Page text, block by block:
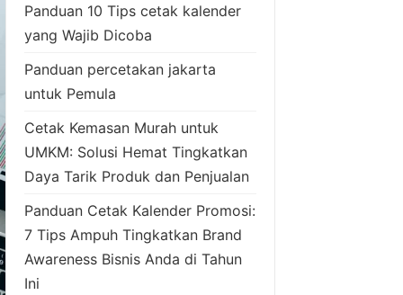
Panduan 10 Tips cetak kalender
yang Wajib Dicoba
Panduan percetakan jakarta
untuk Pemula
Cetak Kemasan Murah untuk
UMKM: Solusi Hemat Tingkatkan
Daya Tarik Produk dan Penjualan
Panduan Cetak Kalender Promosi:
7 Tips Ampuh Tingkatkan Brand
Awareness Bisnis Anda di Tahun
Ini